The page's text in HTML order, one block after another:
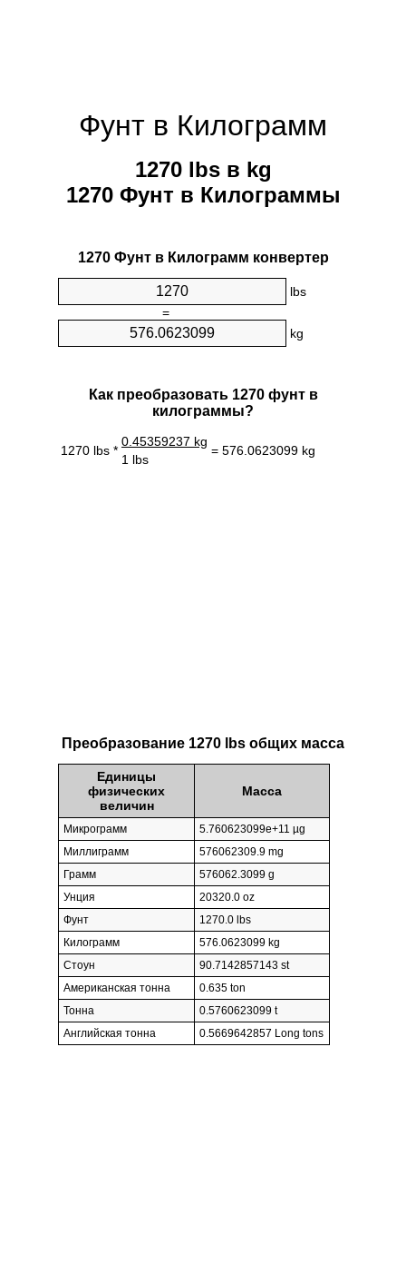
Фунт в Килограмм
1270 lbs в kg
1270 Фунт в Килограммы
1270 Фунт в Килограмм конвертер
lbs
=
kg
Как преобразовать 1270 фунт в
килограммы?
1270 lbs *
0.45359237 kg
= 576.0623099 kg
1 lbs
Преобразование 1270 lbs общих масса
Единицы
физических
величин
Масса
Микрограмм
5.760623099e+11 µg
Миллиграмм
576062309.9 mg
Грамм
576062.3099 g
Унция
20320.0 oz
Фунт
1270.0 lbs
Килограмм
576.0623099 kg
Стоун
90.7142857143 st
Американская тонна
0.635 ton
Тонна
0.5760623099 t
Английская тонна
0.5669642857 Long tons